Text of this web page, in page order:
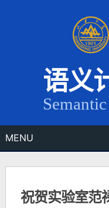
语义
MENU
祝贺实验室范